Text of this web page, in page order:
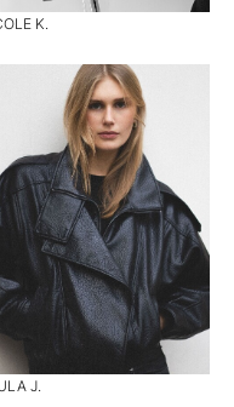
K.
J.